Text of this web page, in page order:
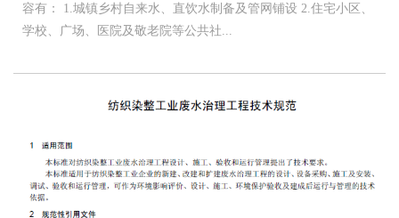
容有： 1.城镇乡村自来水、直饮水制备及管网铺设 2.住宅小区、
学校、广场、医院及敬老院等公共社...